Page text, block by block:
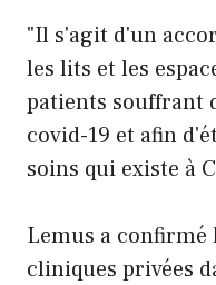
"Il s'agit d'un
les lits et les
patients souffrant
covid-19 et afin
soins qui existe à
Lemus a confirmé
cliniques privées